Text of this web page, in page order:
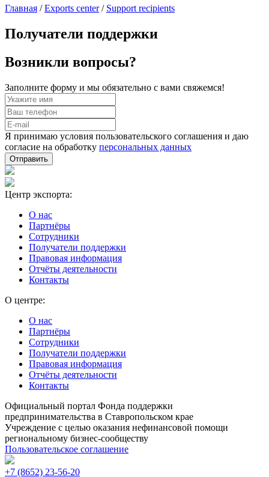
Главная /Exports center/ Support recipients
Получатели поддержки
Возникли вопросы?
Заполните форму и мы обязательно с вами свяжемся!
Я принимаю условия пользовательского соглашения и даю
согласие на обработку персональных данных
Отправить
Центр экспорта:
О нас
Партнёры
Сотрудники
Получатели поддержки
Правовая информация
Отчёты деятельности
Контакты
О центре:
О нас
Партнёры
Сотрудники
Получатели поддержки
Правовая информация
Отчёты деятельности
Контакты
Официальный портал Фонда поддержки
предпринимательства в Ставропольском крае
Учреждение с целью оказания нефинансовой помощи
региональному бизнес-сообществу
Пользовательское соглашение
+7 (8652) 23-56-20